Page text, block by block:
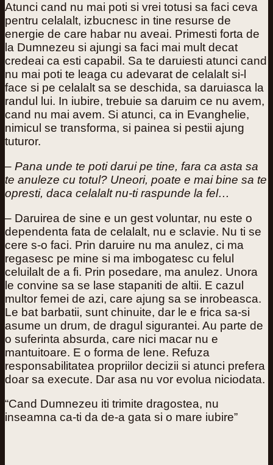
Atunci cand nu mai poti si vrei totusi sa faci ceva
pentru celalalt, izbucnesc in tine resurse de
energie de care habar nu aveai. Primesti forta de
la Dumnezeu si ajungi sa faci mai mult decat
credeai ca esti capabil. Sa te daruiesti atunci cand
nu mai poti te leaga cu adevarat de celalalt si-l
face si pe celalalt sa se deschida, sa daruiasca la
randul lui. In iubire, trebuie sa daruim ce nu avem,
cand nu mai avem. Si atunci, ca in Evanghelie,
nimicul se transforma, si painea si pestii ajung
tuturor.
– Pana unde te poti darui pe tine, fara ca asta sa
te anuleze cu totul? Uneori, poate e mai bine sa te
opresti, daca celalalt nu-ti raspunde la fel…
– Daruirea de sine e un gest voluntar, nu este o
dependenta fata de celalalt, nu e sclavie. Nu ti se
cere s-o faci. Prin daruire nu ma anulez, ci ma
regasesc pe mine si ma imbogatesc cu felul
celuilalt de a fi. Prin posedare, ma anulez. Unora
le convine sa se lase stapaniti de altii. E cazul
multor femei de azi, care ajung sa se inrobeasca.
Le bat barbatii, sunt chinuite, dar le e frica sa-si
asume un drum, de dragul sigurantei. Au parte de
o suferinta absurda, care nici macar nu e
mantuitoare. E o forma de lene. Refuza
responsabilitatea propriilor decizii si atunci prefera
doar sa execute. Dar asa nu vor evolua niciodata.
“Cand Dumnezeu iti trimite dragostea, nu
inseamna ca-ti da de-a gata si o mare iubire”